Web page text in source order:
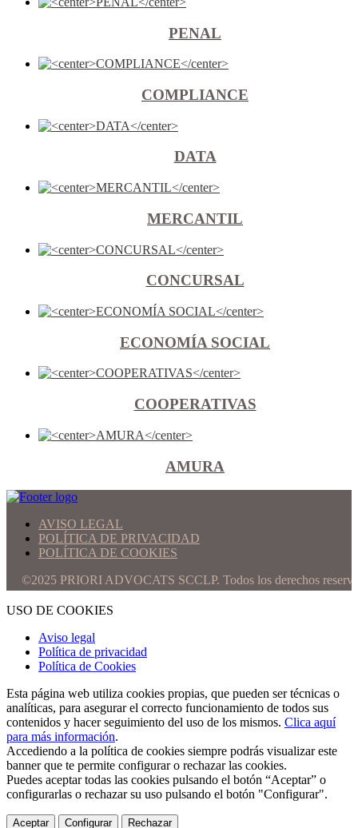
PENAL
COMPLIANCE
DATA
MERCANTIL
CONCURSAL
ECONOMÍA SOCIAL
COOPERATIVAS
AMURA
AVISO LEGAL
POLÍTICA DE PRIVACIDAD
POLÍTICA DE COOKIES
PRIORI ADVOCATS SCCLP. Todos los derechos reservados.
USO DE COOKIES
Aviso legal
Política de privacidad
Política de Cookies
Esta página web utiliza cookies propias, que pueden ser técnicas o
analíticas, para asegurar el correcto funcionamiento de todos sus
contenidos y hacer seguimiento del uso de los mismos. Clica aquí
para más información.
Accediendo a la política de cookies siempre podrás visualizar este
banner que te permite configurar o rechazar las cookies.
Puedes aceptar todas las cookies pulsando el botón “Aceptar” o
configurarlas o rechazar su uso pulsando el botón "Configurar".
Aceptar Configurar Rechazar